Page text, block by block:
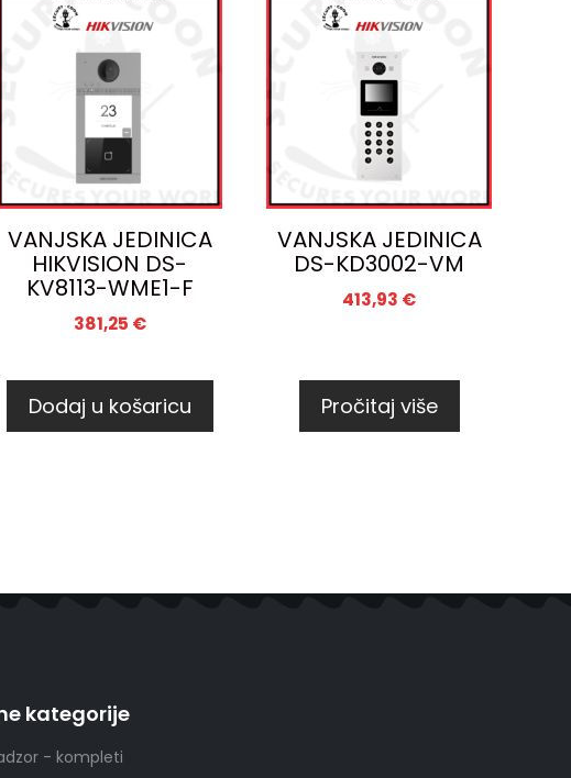
VANJSKA JEDINICA
HIKVISION DS-
KV8113-WME1-F
381,25 €
Dodaj u košaricu
VANJSKA JEDINICA
DS-KD3002-VM
413,93 €
Pročitaj više
kategorije
- kompleti